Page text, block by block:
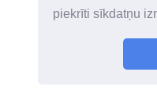
piekrīti sīkdatņu